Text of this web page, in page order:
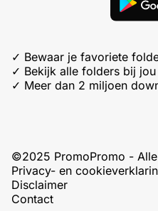
✓ Bewaar je favoriete
✓ Bekijk alle folders bij
✓ Meer dan 2 miljoen
©2025 PromoPromo -
Privacy- en
Disclaimer
Contact